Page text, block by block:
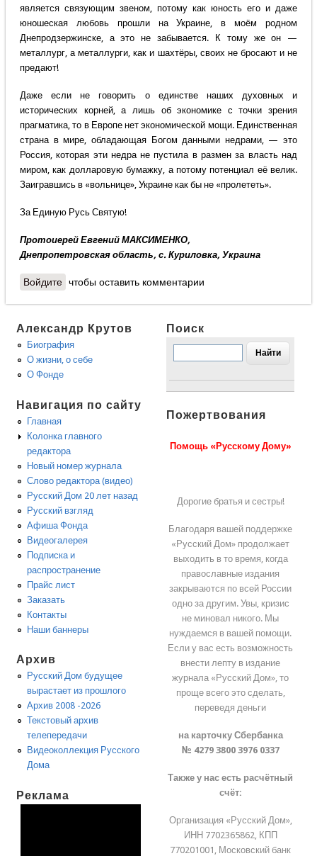
является связующим звеном, потому как юность его и даже
юношеская любовь прошли на Украине, в моём родном
Днепродзержинске, а это не забывается. К тому же он —
металлург, а металлурги, как и шахтёры, своих не бросают и не
предают!
Даже если не говорить о единстве наших духовных и
исторических корней, а лишь об экономике с точки зрения
прагматика, то в Европе нет экономической мощи. Единственная
страна в мире, обладающая Богом данными недрами, — это
Россия, которая эти недра не пустила в размен за власть над
миром, как долларовую бумажку, а потому потенциал её велик.
Заигравшись в «вольнице», Украине как бы не «пролететь».
За Единую Русь Святую!
Протоиерей Евгений МАКСИМЕНКО,
Днепропетровская область, с. Куриловка, Украина
Войдите чтобы оставить комментарии
Александр Крутов
Биография
О жизни, о себе
О Фонде
Навигация по сайту
Главная
Колонка главного
редактора
Новый номер журнала
Слово редактора (видео)
Русский Дом 20 лет назад
Русский взгляд
Афиша Фонда
Видеогалерея
Подписка и
распространение
Прайс лист
Заказать
Контакты
Наши баннеры
Архив
Русский Дом будущее
вырастает из прошлого
Архив 2008 -2026
Текстовый архив
телепередачи
Видеоколлекция Русского
Дома
Реклама
Поиск
Пожертвования
Помощь «Русскому Дому»
Дорогие братья и сестры!
Благодаря вашей поддержке
«Русский Дом» продолжает
выходить в то время, когда
православные издания
закрываются по всей России
одно за другим. Увы, кризис
не миновал никого. Мы
нуждаемся в вашей помощи.
Если у вас есть возможность
внести лепту в издание
журнала «Русский Дом», то
проще всего это сделать,
переведя деньги
на карточку Сбербанка
№ 4279 3800 3976 0337
Также у нас есть расчётный
счёт:
Организация «Русский Дом»,
ИНН 7702365862, КПП
770201001, Московский банк